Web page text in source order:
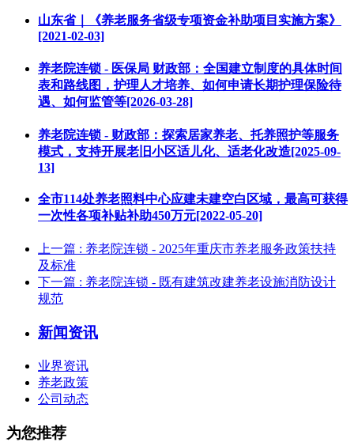
山东省｜《养老服务省级专项资金补助项目实施方案》
[2021-02-03]
养老院连锁 - 医保局 财政部：全国建立制度的具体时间
表和路线图，护理人才培养、如何申请长期护理保险待
遇、如何监管等[2026-03-28]
养老院连锁 - 财政部：探索居家养老、托养照护等服务
模式，支持开展老旧小区适儿化、适老化改造[2025-09-
13]
全市114处养老照料中心应建未建空白区域，最高可获得
一次性各项补贴补助450万元[2022-05-20]
上一篇 : 养老院连锁 - 2025年重庆市养老服务政策扶持
及标准
下一篇 : 养老院连锁 - 既有建筑改建养老设施消防设计
规范
新闻资讯
业界资讯
养老政策
公司动态
为您推荐